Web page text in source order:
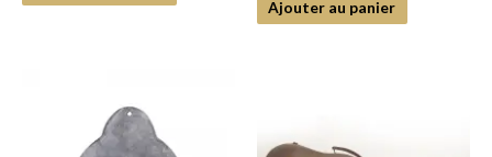
Ajouter au panier